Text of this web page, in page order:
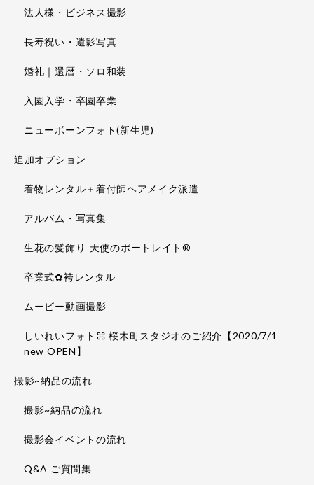
法人様・ビジネス撮影
長寿祝い・遺影写真
婚礼｜還暦・ソロ和装
入園入学・卒園卒業
ニューボーンフォト(新生児)
追加オプション
着物レンタル＋着付師ヘアメイク派遣
アルバム・写真集
生花の髪飾り-天使のポートレイト®
卒業式✿袴レンタル
ムービー動画撮影
しいれいフォト⌘ 桜木町スタジオのご紹介【2020/7/1
new OPEN】
撮影~納品の流れ
撮影~納品の流れ
撮影会イベントの流れ
Q&A ご質問集